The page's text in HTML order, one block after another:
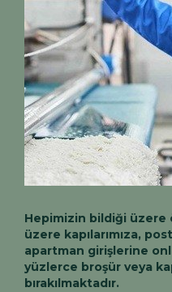
Hepimizin bildiği üzere
üzere kapılarımıza,
apartman girişlerine
yüzlerce broşür veya
bırakılmaktadır.